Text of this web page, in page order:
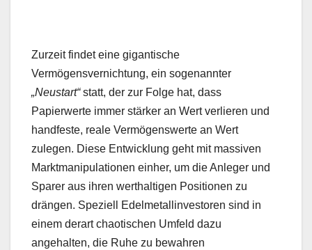
Zurzeit findet eine gigantische
Vermögensvernichtung, ein sogenannter
„Neustart“statt, der zur Folge hat, dass
Papierwerte immer stärker an Wert verlieren und
handfeste, reale Vermögenswerte an Wert
zulegen. Diese Entwicklung geht mit massiven
Marktmanipulationen einher, um die Anleger und
Sparer aus ihren werthaltigen Positionen zu
drängen. Speziell Edelmetallinvestoren sind in
einem derart chaotischen Umfeld dazu
angehalten, die Ruhe zu bewahren